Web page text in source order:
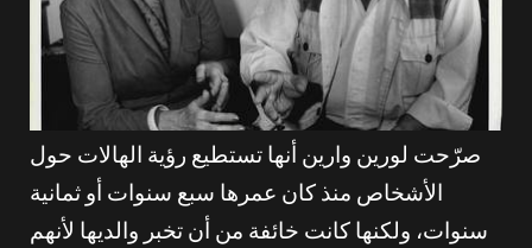
صرّحت لورين وارين أنها تستطيع رؤية الهالات حول
الأشخاص منذ كان عمرها سبع سنوات أو ثمانية
سنوات، ولكنها كانت خائفة من أن تخبر والديها لأنهم